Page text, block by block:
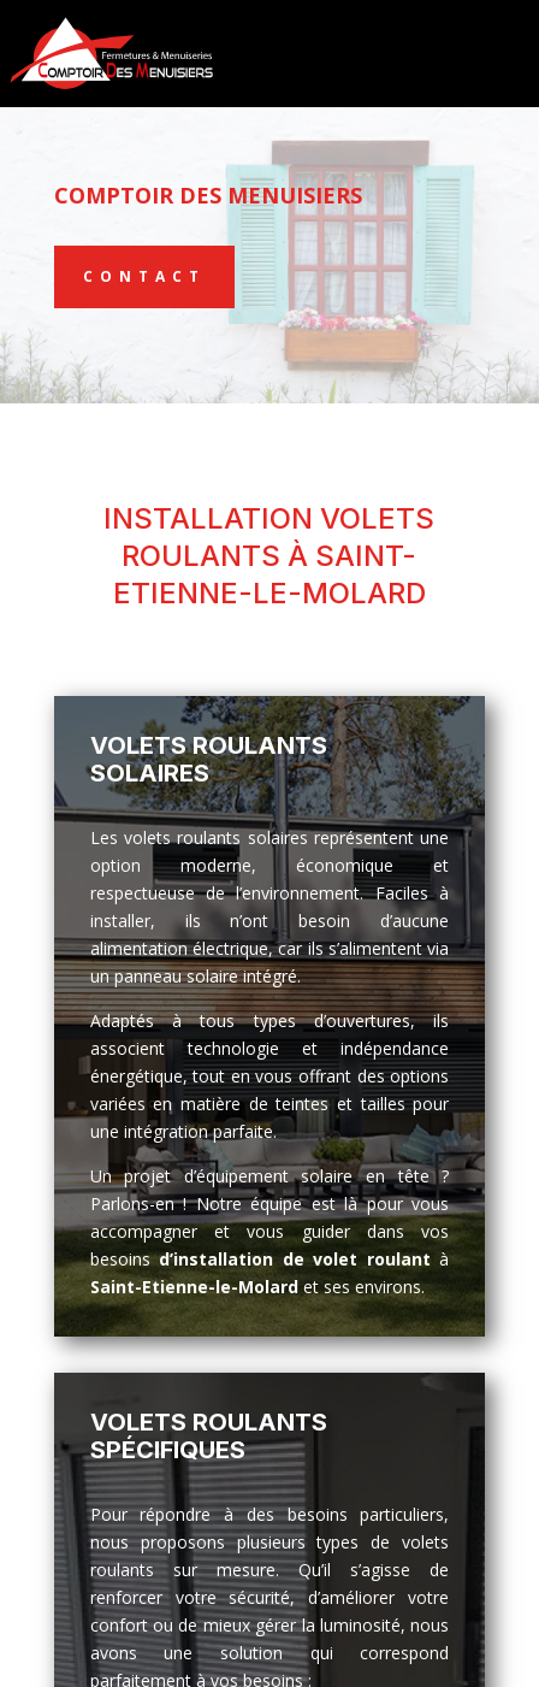
COMPTOIR DES MENUISIERS
CONTACT
INSTALLATION VOLETS
ROULANTS À SAINT-
ETIENNE-LE-MOLARD
VOLETS ROULANTS
SOLAIRES
Les volets roulants solaires représentent une
option moderne, économique et
respectueuse de l’environnement. Faciles à
installer, ils n’ont besoin d’aucune
alimentation électrique, car ils s’alimentent via
un panneau solaire intégré.
Adaptés à tous types d’ouvertures, ils
associent technologie et indépendance
énergétique, tout en vous offrant des options
variées en matière de teintes et tailles pour
une intégration parfaite.
Un projet d’équipement solaire en tête ?
Parlons-en ! Notre équipe est là pour vous
accompagner et vous guider dans vos
besoinsd’installation de volet roulant à
Saint-Etienne-le-Molardet ses environs.
VOLETS ROULANTS
SPÉCIFIQUES
Pour répondre à des besoins particuliers,
nous proposons plusieurs types de volets
roulants sur mesure. Qu’il s’agisse de
renforcer votre sécurité, d’améliorer votre
confort ou de mieux gérer la luminosité, nous
avons une solution qui correspond
parfaitement à vos besoins :